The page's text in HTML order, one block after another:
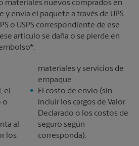
materiales nuevos comprados en
envía el paquete a través de UPS
o USPS correspondiente de ese
artículo se daña o se pierde en
el
o
al
los
materiales y servicios de
empaque
El costo de envío (sin
incluir los cargos de Valor
Declarado o los costos de
seguro según
corresponda).